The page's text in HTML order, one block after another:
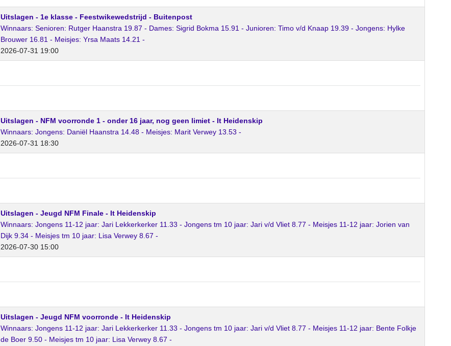
Uitslagen - 1e klasse - Feestwikewedstrijd - Buitenpost
Winnaars: Senioren: Rutger Haanstra 19.87 - Dames: Sigrid Bokma 15.91 - Junioren: Timo v/d Knaap 19.39 - Jongens: Hylke
Brouwer 16.81 - Meisjes: Yrsa Maats 14.21 -
2026-07-31 19:00
Uitslagen - NFM voorronde 1 - onder 16 jaar, nog geen limiet - It Heidenskip
Winnaars: Jongens: Daniël Haanstra 14.48 - Meisjes: Marit Verwey 13.53 -
2026-07-31 18:30
Uitslagen - Jeugd NFM Finale - It Heidenskip
Winnaars: Jongens 11-12 jaar: Jari Lekkerkerker 11.33 - Jongens tm 10 jaar: Jari v/d Vliet 8.77 - Meisjes 11-12 jaar: Jorien van
Dijk 9.34 - Meisjes tm 10 jaar: Lisa Verwey 8.67 -
2026-07-30 15:00
Uitslagen - Jeugd NFM voorronde - It Heidenskip
Winnaars: Jongens 11-12 jaar: Jari Lekkerkerker 11.33 - Jongens tm 10 jaar: Jari v/d Vliet 8.77 - Meisjes 11-12 jaar: Bente Folkje
de Boer 9.50 - Meisjes tm 10 jaar: Lisa Verwey 8.67 -